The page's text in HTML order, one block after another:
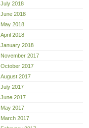
July 2018
June 2018
May 2018
April 2018
January 2018
November 2017
October 2017
August 2017
July 2017
June 2017
May 2017
March 2017